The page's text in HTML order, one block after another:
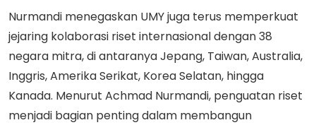
Nurmandi menegaskan UMY juga terus memperkuat
jejaring kolaborasi riset internasional dengan 38
negara mitra, di antaranya Jepang, Taiwan, Australia,
Inggris, Amerika Serikat, Korea Selatan, hingga
Kanada. Menurut Achmad Nurmandi, penguatan riset
menjadi bagian penting dalam membangun